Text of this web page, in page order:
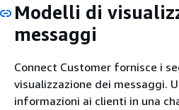
Modelli di
messaggi
Connect Customer fornisce i
visualizzazione dei messaggi.
informazioni ai clienti in una